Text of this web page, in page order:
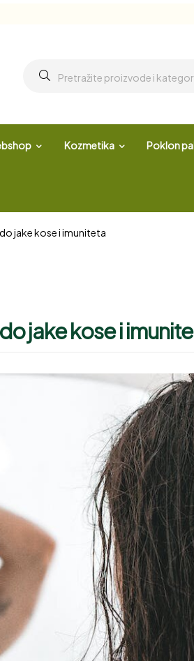
Kozmetika Poklon
jake kose i imuniteta
jake kose i